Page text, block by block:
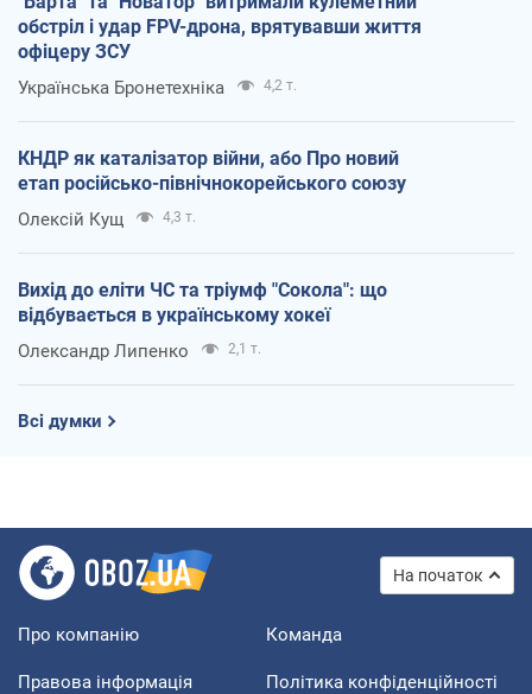
обстріл і удар FPV-дрона, врятувавши життя
офіцеру ЗСУ
Українська Бронетехніка 4,2 т.
КНДР як каталізатор війни, або Про новий
етап російсько-північнокорейського союзу
Олексій Кущ 4,3 т.
Вихід до еліти ЧС та тріумф "Сокола": що
відбувається в українському хокеї
Олександр Липенко 2,1 т.
Всі думки
На початок
Про компанію Команда
Правова інформація Політика конфіденційності